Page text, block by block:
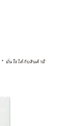
* มั่นใจได้กับสินค้ามี